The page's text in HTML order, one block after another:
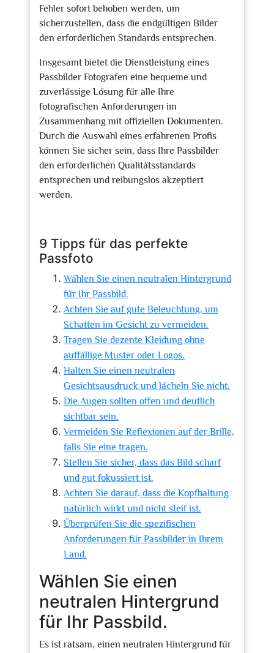
Fehler sofort behoben werden, um
sicherzustellen, dass die endgültigen Bilder
den erforderlichen Standards entsprechen.
Insgesamt bietet die Dienstleistung eines
Passbilder Fotografen eine bequeme und
zuverlässige Lösung für alle Ihre
fotografischen Anforderungen im
Zusammenhang mit offiziellen Dokumenten.
Durch die Auswahl eines erfahrenen Profis
können Sie sicher sein, dass Ihre Passbilder
den erforderlichen Qualitätsstandards
entsprechen und reibungslos akzeptiert
werden.
9 Tipps für das perfekte
Passfoto
Wählen Sie einen neutralen Hintergrund
für Ihr Passbild.
Achten Sie auf gute Beleuchtung, um
Schatten im Gesicht zu vermeiden.
Tragen Sie dezente Kleidung ohne
auffällige Muster oder Logos.
Halten Sie einen neutralen
Gesichtsausdruck und lächeln Sie nicht.
Die Augen sollten offen und deutlich
sichtbar sein.
Vermeiden Sie Reflexionen auf der Brille,
falls Sie eine tragen.
Stellen Sie sicher, dass das Bild scharf
und gut fokussiert ist.
Achten Sie darauf, dass die Kopfhaltung
natürlich wirkt und nicht steif ist.
Überprüfen Sie die spezifischen
Anforderungen für Passbilder in Ihrem
Land.
Wählen Sie einen
neutralen Hintergrund
für Ihr Passbild.
Es ist ratsam, einen neutralen Hintergrund für